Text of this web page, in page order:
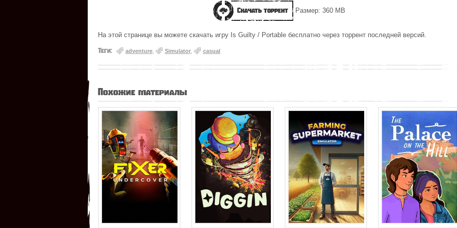
Скачать торрент Размер: 360 MB
На этой странице вы можете скачать игру Is Guilty / Portable бесплатно через торрент последней версий.
Теги: adventure Simulator casual
Похожие материалы